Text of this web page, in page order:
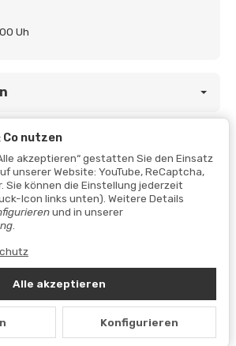
Uh
Vertrag widerrufen
•Impressum
Alle akzeptieren
Konfigurieren
Co nutzen
akzeptieren“ gestatten Sie den Einsatz
unserer Website: YouTube, ReCaptcha,
Sie können die Einstellung jederzeit
Icon links unten). Weitere Details
und in unserer
.